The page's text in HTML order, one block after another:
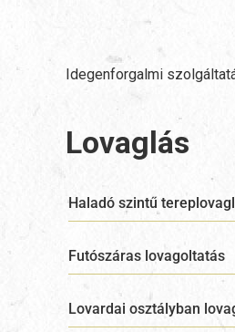
Idegenforgalmi
Lovaglás
Haladó szintű
Futószáras lovagoltatás
Lovardai osztályban